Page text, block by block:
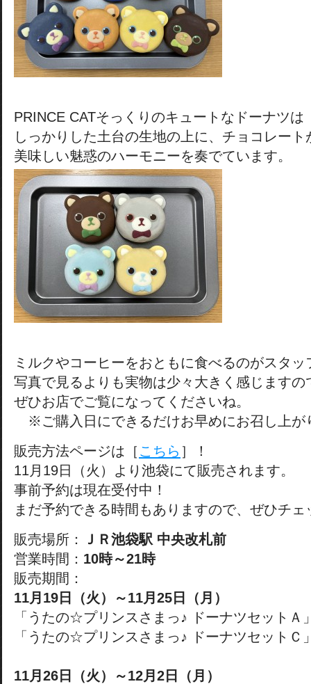
PRINCE CATそっくりのキュートなドーナツは
しっかりした土台の生地の上に、チョコレート
美味しい魅惑のハーモニーを奏でています。
ミルクやコーヒーをおともに食べるのがスタッ
写真で見るよりも実物は少々大きく感じますの
ぜひお店でご覧になってくださいね。
※ご購入日にできるだけお早めにお召し上が
販売方法ページは［ こちら ］！
11月19日（火）より池袋にて販売されます。
事前予約は現在受付中！
まだ予約できる時間もありますので、ぜひチ
販売場所：
ＪＲ池袋駅 中央改札前
営業時間： 10時～21時
販売期間：
11月19日（火）～11月25日（月）
「うたの☆プリンスさまっ♪ ドーナツセットＡ
「うたの☆プリンスさまっ♪ ドーナツセットＣ
11月26日（火）～12月2日（月）